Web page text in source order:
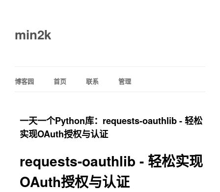
min2k
博客园 首页 联系 管理
一天一个Python库：requests-oauthlib - 轻松
实现OAuth授权与认证
requests-oauthlib - 轻松实现
OAuth授权与认证